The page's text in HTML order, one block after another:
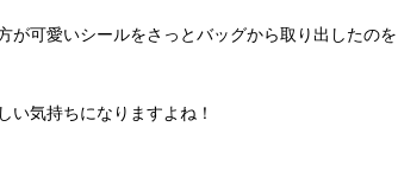
が可愛いシールをさっとバッグから取り出したのを
い気持ちになりますよね！